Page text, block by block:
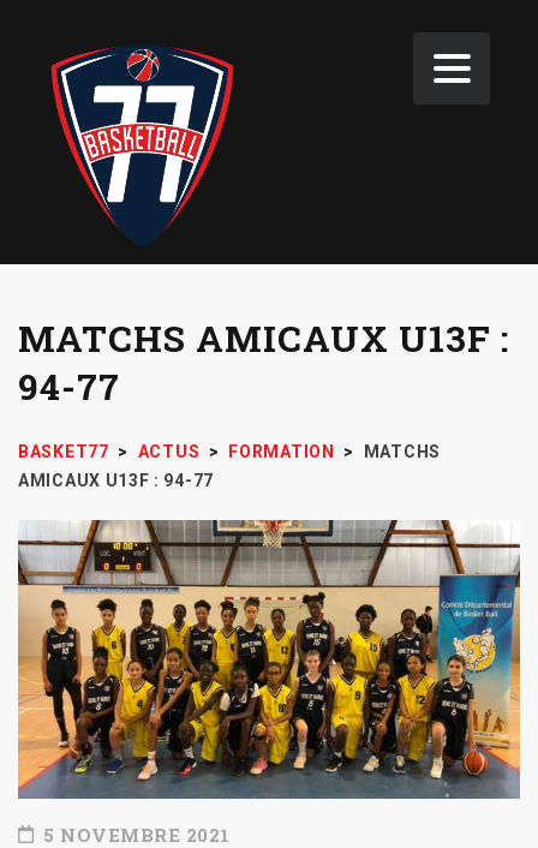
MATCHS AMICAUX U13F :
94-77
BASKET77 > ACTUS > FORMATION >
MATCHS
AMICAUX U13F : 94-77
5 NOVEMBRE 2021